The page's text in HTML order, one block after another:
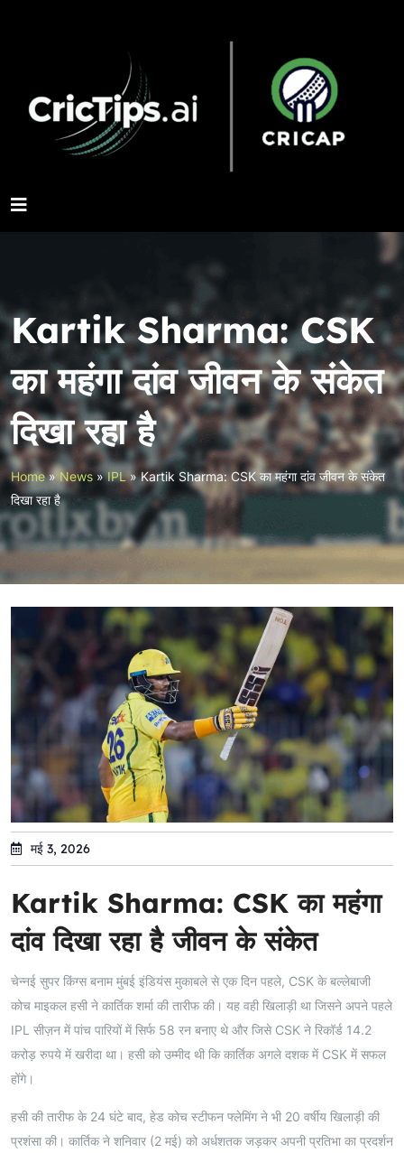
Kartik Sharma: CSK
का महंगा दांव जीवन के संकेत
दिखा रहा है
Home»News»IPL»Kartik Sharma: CSK का महंगा दांव जीवन के संकेत
दिखा रहा है
मई 3, 2026
Kartik Sharma: CSK का महंगा
दांव दिखा रहा है जीवन के संकेत
चेन्नई सुपर किंग्स बनाम मुंबई इंडियंस मुकाबले से एक दिन पहले, CSK के बल्लेबाजी
कोच माइकल हसी ने कार्तिक शर्मा की तारीफ की। यह वही खिलाड़ी था जिसने अपने पहले
IPL सीज़न में पांच पारियों में सिर्फ 58 रन बनाए थे और जिसे CSK ने रिकॉर्ड 14.2
करोड़ रुपये में खरीदा था। हसी को उम्मीद थी कि कार्तिक अगले दशक में CSK में सफल
होंगे।
हसी की तारीफ के 24 घंटे बाद, हेड कोच स्टीफन फ्लेमिंग ने भी 20 वर्षीय खिलाड़ी की
प्रशंसा की। कार्तिक ने शनिवार (2 मई) को अर्धशतक जड़कर अपनी प्रतिभा का प्रदर्शन